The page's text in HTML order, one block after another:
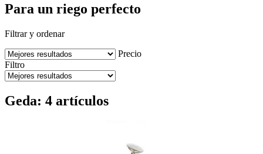
Para un riego perfecto
Filtrar y ordenar
Precio
Filtro
Geda: 4 artículos